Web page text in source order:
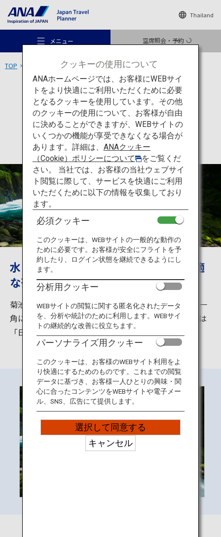
Thailand
メニュー 空席照会・予約
おすすめの旅
旅のアイデア
行き先
旅のお役立ち情報
ANA サービス
TOP 菊池渓谷
アクティビティ 熊本
菊池渓谷
水と緑の爽やかな風 避暑地として最適
な菊池渓谷
菊池渓谷は菊池市の北東部、阿蘇くじゅう国立公園の一
角に位置しており、阿蘇外輪山から湧き出した伏流水は
「日本名水百選」にも選ばれるほど清らかです。
クッキーの使用について
ANAホームページでは、お客様にWEBサイ
トをより快適にご利用いただくために必要
となるクッキーを使用しています。その他
のクッキーの使用について、お客様が自由
に決めることができますが、WEBサイトの
いくつかの機能が享受できなくなる場合が
あります。詳細は、 ANAクッキー
（Cookie）ポリシーについて
をご覧くだ
さい。 当社では、お客様の当社ウェブサイ
ト閲覧に際して、サービスを快適にご利用
いただくために以下の情報を収集しており
ます。
必須クッキー
このクッキーは、WEBサイトの一般的な動作の
ために必要です。お客様が安全にフライトを予
約したり、ログイン状態を継続できるようにし
ます。
分析用クッキー
WEBサイトの閲覧に関する匿名化されたデータ
を、分析や統計のために利用します。WEBサイ
トの継続的な改善に役立ちます。
パーソナライズ用クッキー
このクッキーは、お客様のWEBサイト利用をよ
り快適にするためのものです。これまでの閲覧
データに基づき、お客様一人ひとりの興味・関
心に合ったコンテンツをWEBサイトや電子メー
ル、SNS、広告にて提供します。
選択して同意する
キャンセル